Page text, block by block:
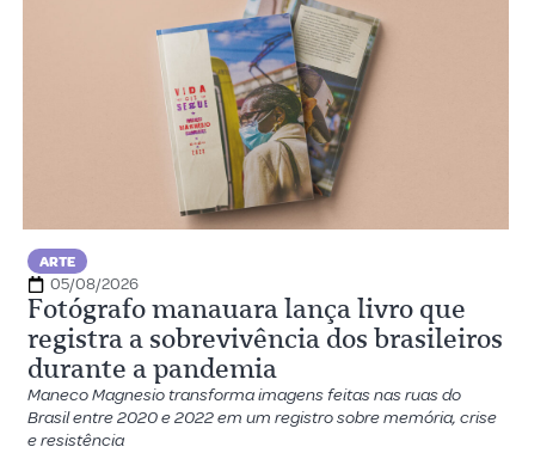
ARTE
05/08/2026
Fotógrafo manauara lança livro que
registra a sobrevivência dos brasileiros
durante a pandemia
Maneco Magnesio transforma imagens feitas nas ruas do
Brasil entre 2020 e 2022 em um registro sobre memória, crise
e resistência